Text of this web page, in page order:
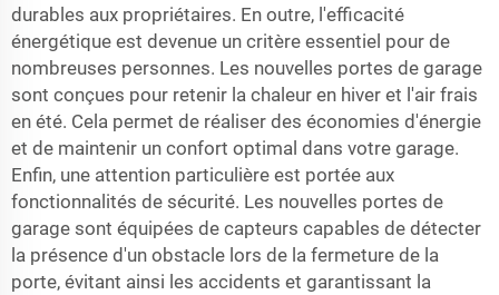
durables aux propriétaires. En outre, l'efficacité
énergétique est devenue un critère essentiel pour de
nombreuses personnes. Les nouvelles portes de garage
sont conçues pour retenir la chaleur en hiver et l'air frais
en été. Cela permet de réaliser des économies d'énergie
et de maintenir un confort optimal dans votre garage.
Enfin, une attention particulière est portée aux
fonctionnalités de sécurité. Les nouvelles portes de
garage sont équipées de capteurs capables de détecter
la présence d'un obstacle lors de la fermeture de la
porte, évitant ainsi les accidents et garantissant la